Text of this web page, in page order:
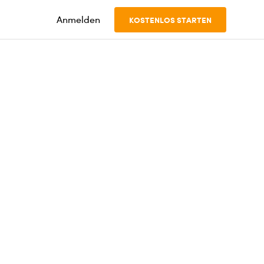
Anmelden KOSTENLOS STARTEN